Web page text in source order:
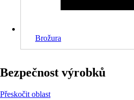
Brožura
Bezpečnost výrobků
Přeskočit oblast